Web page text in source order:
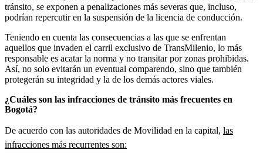
tránsito, se exponen a penalizaciones más severas que, incluso,
podrían repercutir en la suspensión de la licencia de conducción.
Teniendo en cuenta las consecuencias a las que se enfrentan
aquellos que invaden el carril exclusivo de TransMilenio, lo más
responsable es acatar la norma y no transitar por zonas prohibidas.
Así, no solo evitarán un eventual comparendo, sino que también
protegerán su integridad y la de los demás actores viales.
¿Cuáles son las infracciones de tránsito más frecuentes en
Bogotá?
De acuerdo con las autoridades de Movilidad en la capital, las
infracciones más recurrentes son: